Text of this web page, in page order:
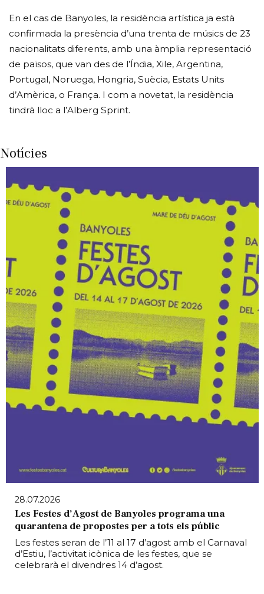
En el cas de Banyoles, la residència artística ja està
confirmada la presència d’una trenta de músics de 23
nacionalitats diferents, amb una àmplia representació
de països, que van des de l’Índia, Xile, Argentina,
Portugal, Noruega, Hongria, Suècia, Estats Units
d’Amèrica, o França. I com a novetat, la residència
tindrà lloc a l’Alberg Sprint.
Notícies
28.07.2026
Les Festes d’Agost de Banyoles programa una
quarantena de propostes per a tots els públic
Les festes seran de l’11 al 17 d’agost amb el Carnaval
d’Estiu, l’activitat icònica de les festes, que se
celebrarà el divendres 14 d’agost.